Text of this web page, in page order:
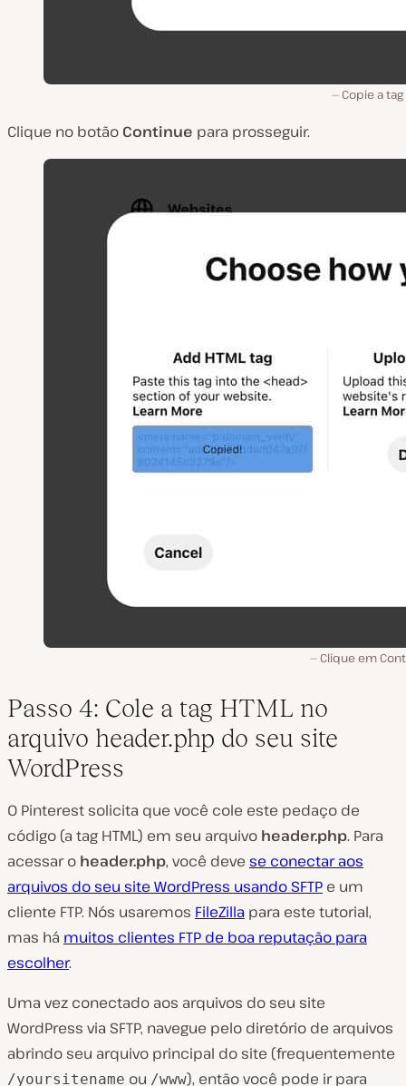
Copie a tag
Clique no botão Continue para prosseguir.
Clique em
Passo 4: Cole a tag HTML no
arquivo header.php do seu site
WordPress
O Pinterest solicita que você cole este pedaço de
código (a tag HTML) em seu arquivo header.php. Para
acessar o header.php, você deve se conectar aos
arquivos do seu site WordPress usando SFTP e um
cliente FTP. Nós usaremos FileZilla para este tutorial,
mas há muitos clientes FTP de boa reputação para
escolher.
Uma vez conectado aos arquivos do seu site
WordPress via SFTP, navegue pelo diretório de arquivos
abrindo seu arquivo principal do site (frequentemente
/yoursitename ou /www), então você pode ir para